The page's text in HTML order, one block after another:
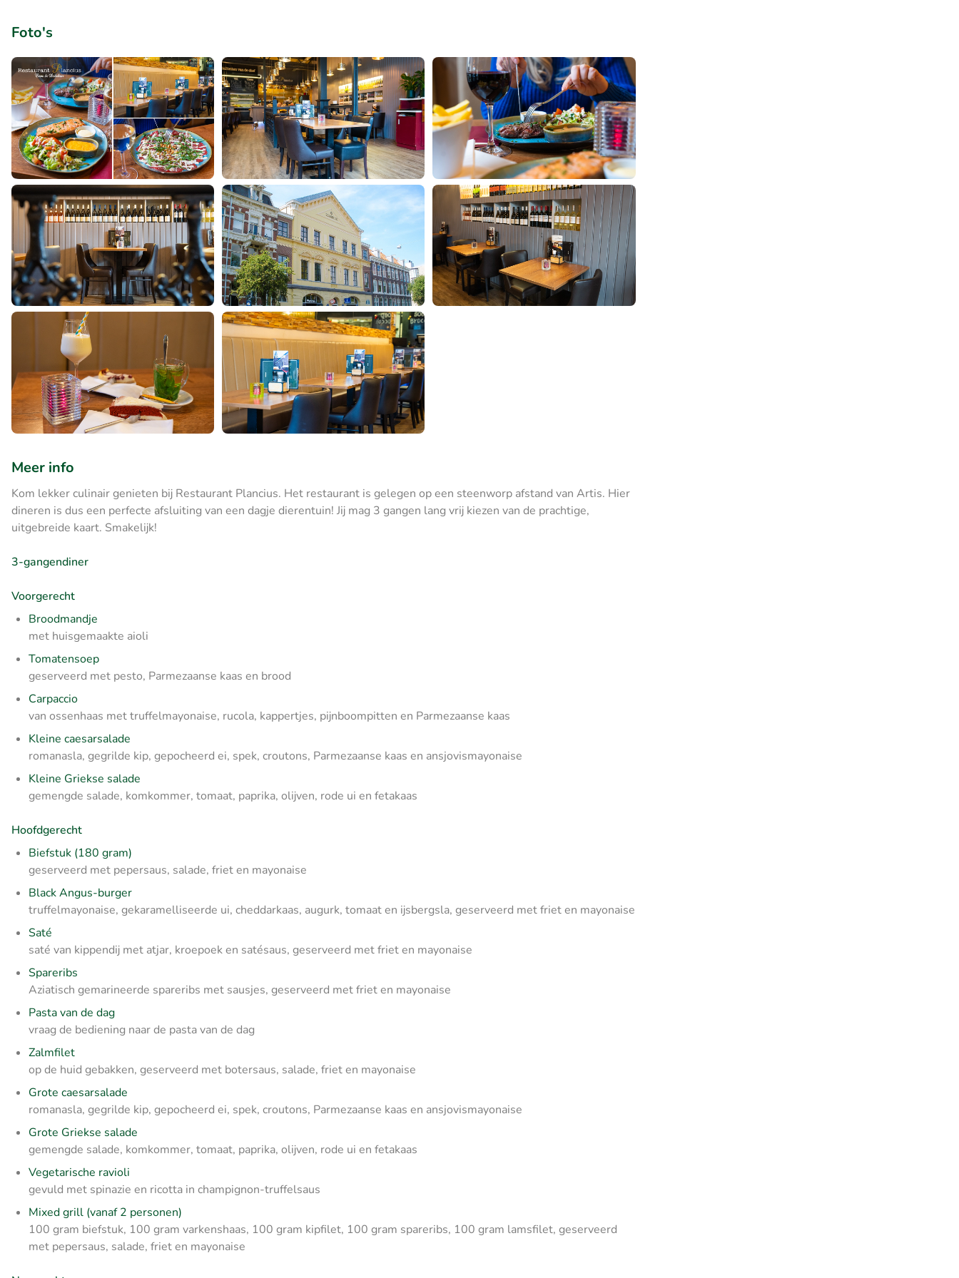
Foto's
Meer info
Kom lekker culinair genieten bij Restaurant Plancius. Het restaurant is gelegen op een steenworp afstand van Artis. Hier
dineren is dus een perfecte afsluiting van een dagje dierentuin! Jij mag 3 gangen lang vrij kiezen van de prachtige,
uitgebreide kaart. Smakelijk!
3-gangendiner
Voorgerecht
Broodmandje
met huisgemaakte aioli
Tomatensoep
geserveerd met pesto, Parmezaanse kaas en brood
Carpaccio
van ossenhaas met truffelmayonaise, rucola, kappertjes, pijnboompitten en Parmezaanse kaas
Kleine caesarsalade
romanasla, gegrilde kip, gepocheerd ei, spek, croutons, Parmezaanse kaas en ansjovismayonaise
Kleine Griekse salade
gemengde salade, komkommer, tomaat, paprika, olijven, rode ui en fetakaas
Hoofdgerecht
Biefstuk (180 gram)
geserveerd met pepersaus, salade, friet en mayonaise
Black Angus-burger
truffelmayonaise, gekaramelliseerde ui, cheddarkaas, augurk, tomaat en ijsbergsla, geserveerd met friet en mayonaise
Saté
saté van kippendij met atjar, kroepoek en satésaus, geserveerd met friet en mayonaise
Spareribs
Aziatisch gemarineerde spareribs met sausjes, geserveerd met friet en mayonaise
Pasta van de dag
vraag de bediening naar de pasta van de dag
Zalmfilet
op de huid gebakken, geserveerd met botersaus, salade, friet en mayonaise
Grote caesarsalade
romanasla, gegrilde kip, gepocheerd ei, spek, croutons, Parmezaanse kaas en ansjovismayonaise
Grote Griekse salade
gemengde salade, komkommer, tomaat, paprika, olijven, rode ui en fetakaas
Vegetarische ravioli
gevuld met spinazie en ricotta in champignon-truffelsaus
Mixed grill (vanaf 2 personen)
100 gram biefstuk, 100 gram varkenshaas, 100 gram kipfilet, 100 gram spareribs, 100 gram lamsfilet, geserveerd
met pepersaus, salade, friet en mayonaise